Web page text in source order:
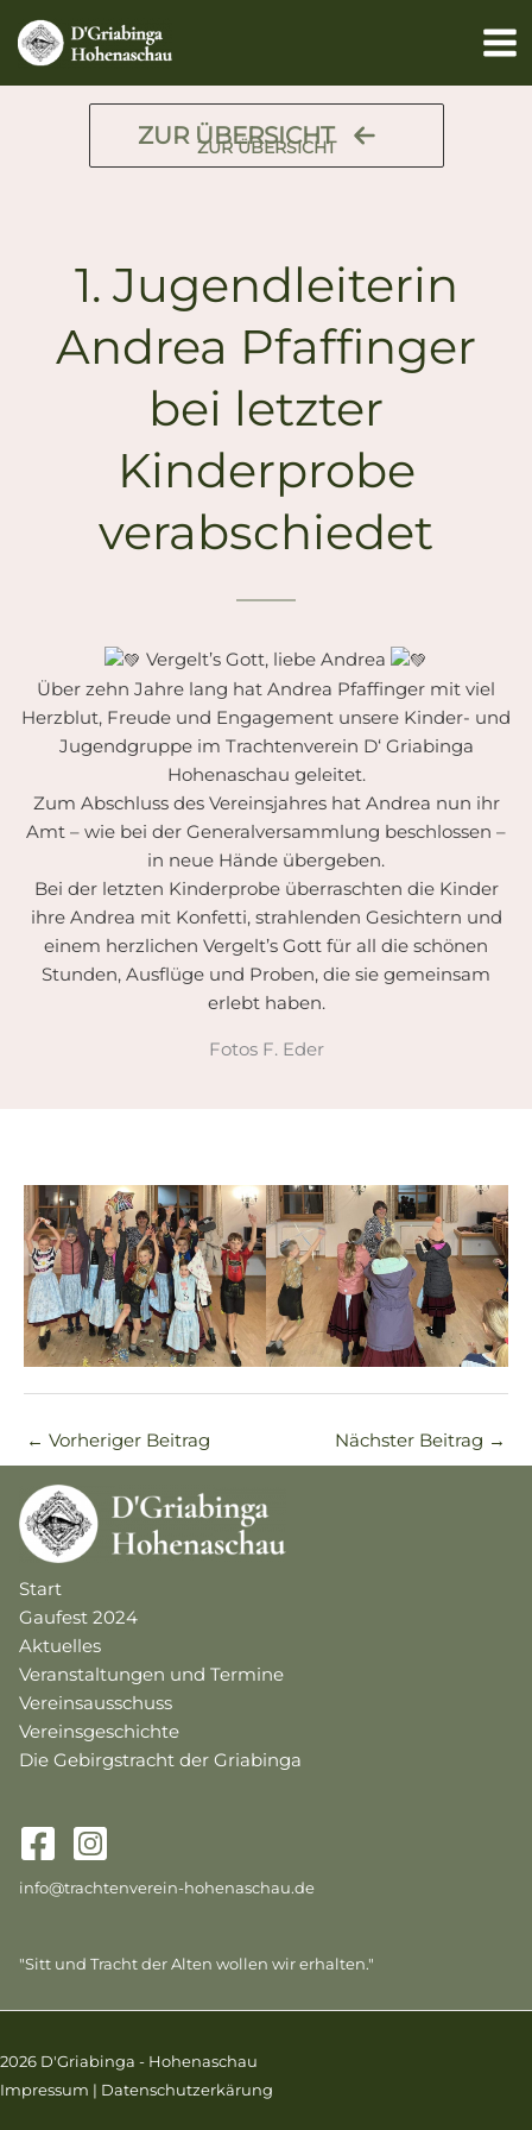
Inhalt
springen
ZUR ÜBERSICHT
ZUR ÜBERSICHT
1. Jugendleiterin
Andrea Pfaffinger
bei letzter
Kinderprobe
verabschiedet
Vergelt’s Gott, liebe Andrea
Über zehn Jahre lang hat Andrea Pfaffinger mit viel
Herzblut, Freude und Engagement unsere Kinder- und
Jugendgruppe im Trachtenverein D‘ Griabinga
Hohenaschau geleitet.
Zum Abschluss des Vereinsjahres hat Andrea nun ihr
Amt – wie bei der Generalversammlung beschlossen –
in neue Hände übergeben.
Bei der letzten Kinderprobe überraschten die Kinder
ihre Andrea mit Konfetti, strahlenden Gesichtern und
einem herzlichen Vergelt’s Gott für all die schönen
Stunden, Ausflüge und Proben, die sie gemeinsam
erlebt haben.
Fotos F. Eder
← Vorheriger Beitrag Nächster Beitrag →
Start
Gaufest 2024
Aktuelles
Veranstaltungen und Termine
Vereinsausschuss
Vereinsgeschichte
Die Gebirgstracht der Griabinga
info@trachtenverein-hohenaschau.de
"Sitt und Tracht der Alten wollen wir erhalten."
2026 D'Griabinga - Hohenaschau
Impressum | Datenschutzerkärung